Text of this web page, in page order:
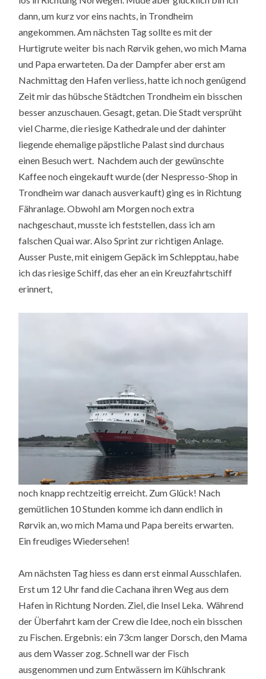
dann, um kurz vor eins nachts, in Trondheim
angekommen. Am nächsten Tag sollte es mit der
Hurtigrute weiter bis nach Rørvik gehen, wo mich Mama
und Papa erwarteten. Da der Dampfer aber erst am
Nachmittag den Hafen verliess, hatte ich noch genügend
Zeit mir das hübsche Städtchen Trondheim ein bisschen
besser anzuschauen. Gesagt, getan. Die Stadt versprüht
viel Charme, die riesige Kathedrale und der dahinter
liegende ehemalige päpstliche Palast sind durchaus
einen Besuch wert. Nachdem auch der gewünschte
Kaffee noch eingekauft wurde (der Nespresso-Shop in
Trondheim war danach ausverkauft) ging es in Richtung
Fähranlage. Obwohl am Morgen noch extra
nachgeschaut, musste ich feststellen, dass ich am
falschen Quai war. Also Sprint zur richtigen Anlage.
Ausser Puste, mit einigem Gepäck im Schlepptau, habe
ich das riesige Schiff, das eher an ein Kreuzfahrtschiff
erinnert,
noch knapp rechtzeitig erreicht. Zum Glück! Nach
gemütlichen 10 Stunden komme ich dann endlich in
Rørvik an, wo mich Mama und Papa bereits erwarten.
Ein freudiges Wiedersehen!
Am nächsten Tag hiess es dann erst einmal Ausschlafen.
Erst um 12 Uhr fand die Cachana ihren Weg aus dem
Hafen in Richtung Norden. Ziel, die Insel Leka. Während
der Überfahrt kam der Crew die Idee, noch ein bisschen
zu Fischen. Ergebnis: ein 73cm langer Dorsch, den Mama
aus dem Wasser zog. Schnell war der Fisch
ausgenommen und zum Entwässern im Kühlschrank